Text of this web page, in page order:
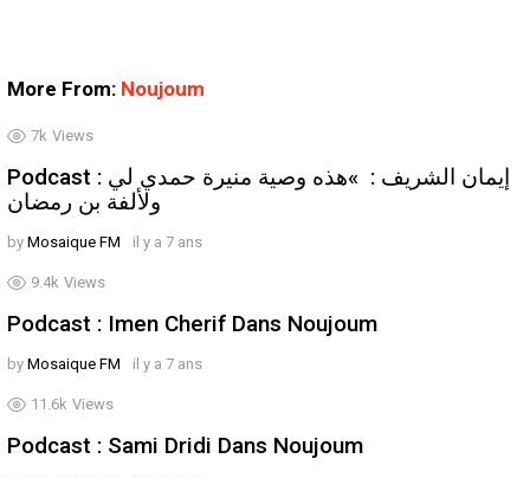
More From: Noujoum
7k Views
Podcast : إيمان الشريف : »هذه وصية منيرة حمدي لي
ولألفة بن رمضان
by Mosaique FM il y a 7 ans
9.4k Views
Podcast : Imen Cherif Dans Noujoum
by Mosaique FM il y a 7 ans
11.6k Views
Podcast : Sami Dridi Dans Noujoum